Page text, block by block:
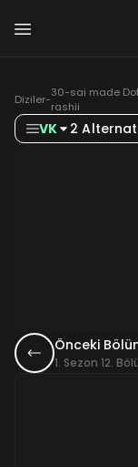
Diziler-30-sai made
rashii
VK 2
Önceki
1. Sezon 12.